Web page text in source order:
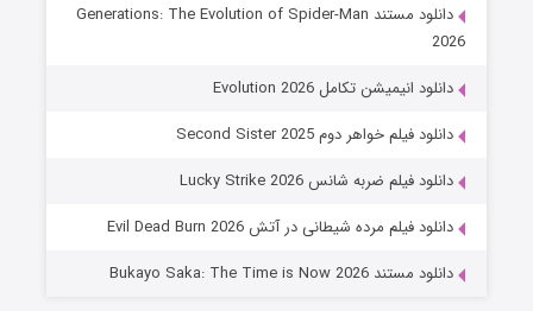
جادوگری در مغولستان
دانلود مستند Generations: The Evolution of Spider-Man
2026
دانلود انیمیشن تکامل Evolution 2026
دانلود فیلم خواهر دوم Second Sister 2025
دانلود فیلم ضربه شانس Lucky Strike 2026
دانلود فیلم مرده شیطانی در آتش Evil Dead Burn 2026
دانلود مستند Bukayo Saka: The Time is Now 2026